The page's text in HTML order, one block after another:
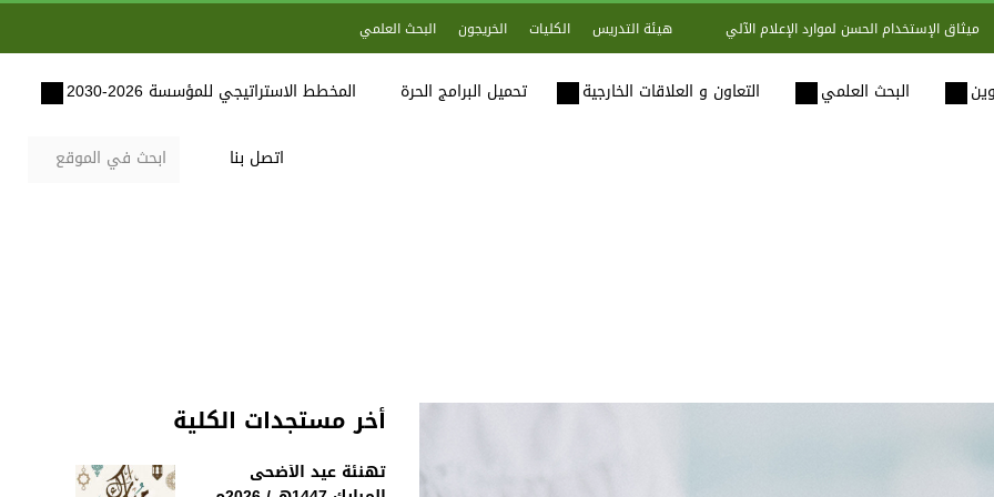
ميثاق الإستخدام الحسن لموارد الإعلام الآلي هيئة التدريس الكليات الخريجون البحث العلمي
البحث العلمي التعاون و العلاقات الخارجية تحميل البرامج الحرة المخطط الاستراتيجي للمؤسسة 2026-2030
اتصل بنا
أخر مستجدات الكلية
تهنئة عيد الأضحى